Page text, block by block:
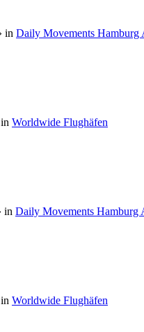
in Daily Movements
Worldwide Flughäfen
in Daily Movements
Worldwide Flughäfen